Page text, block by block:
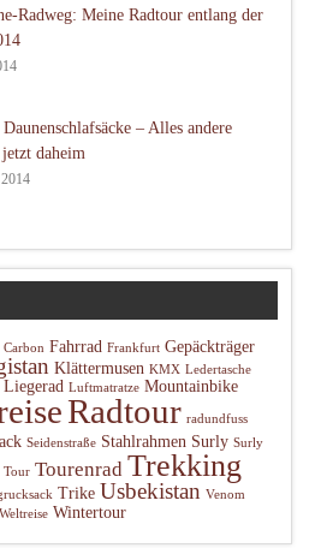
Radweg: Meine Radtour entlang der
– Alles andere
daheim
Carbon Fahrrad Frankfurt Gepäckträger
Klättermusen KMX Ledertasche
Liegerad Luftmatratze Mountainbike
Radtour radundfuss
Seidenstraße Stahlrahmen Surly Surly
Tour Tourenrad Trekking
Trike Usbekistan Venom
Weltreise Wintertour